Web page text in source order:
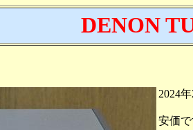
DENON
2024
安価で